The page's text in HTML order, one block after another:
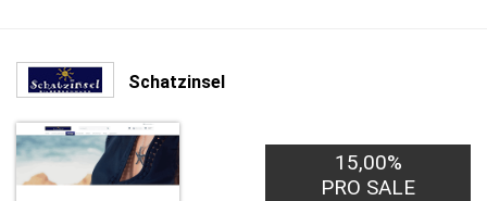
Schatzinsel
15,00%
PRO SALE